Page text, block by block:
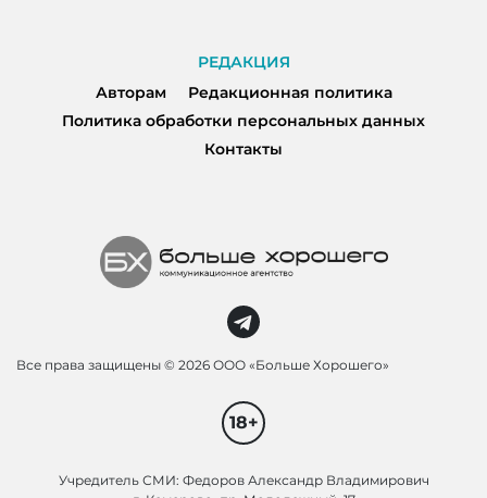
РЕДАКЦИЯ
Авторам
Редакционная политика
Политика обработки персональных данных
Контакты
Все права защищены © 2026 ООО «Больше Хорошего»
18+
Учредитель СМИ: Федоров Александр Владимирович